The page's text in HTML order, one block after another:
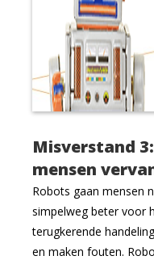
Misverstand
mensen
Robots gaan mensen
simpelweg beter voor
terugkerende
en maken fouten.